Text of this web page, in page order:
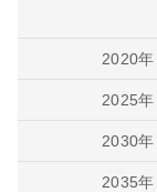
2020年
2025年
2030年
2035年